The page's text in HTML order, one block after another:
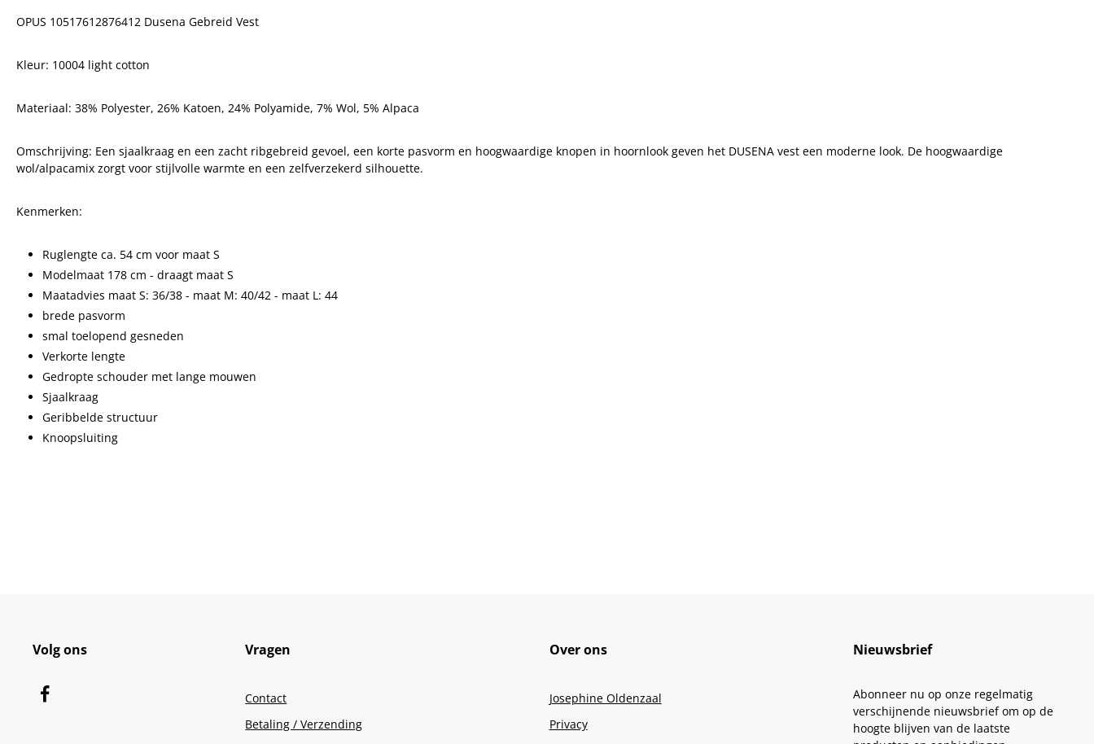
OPUS 10517612876412 Dusena Gebreid Vest
Kleur: 10004 light cotton
Materiaal: 38% Polyester, 26% Katoen, 24% Polyamide, 7% Wol, 5% Alpaca
Omschrijving: Een sjaalkraag en een zacht ribgebreid gevoel, een korte pasvorm en hoogwaardige knopen in hoornlook geven het DUSENA vest een moderne look. De hoogwaardige
wol/alpacamix zorgt voor stijlvolle warmte en een zelfverzekerd silhouette.
Kenmerken:
Ruglengte ca. 54 cm voor maat S
Modelmaat 178 cm - draagt maat S
Maatadvies maat S: 36/38 - maat M: 40/42 - maat L: 44
brede pasvorm
smal toelopend gesneden
Verkorte lengte
Gedropte schouder met lange mouwen
Sjaalkraag
Geribbelde structuur
Knoopsluiting
Volg ons Vragen
Contact
Betaling / Verzending
Over ons
Josephine Oldenzaal
Privacy
Nieuwsbrief
Abonneer nu op onze regelmatig
verschijnende nieuwsbrief om op de
hoogte blijven van de laatste